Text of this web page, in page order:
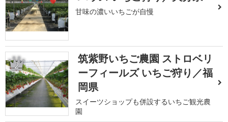
甘味の濃いいちごが自慢
2
筑紫野いちご農園 ストロベリ
ーフィールズ いちご狩り／福
岡県
スイーツショップも併設するいちご観光農
園